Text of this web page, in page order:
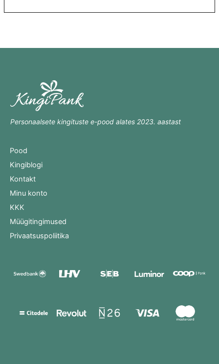
Personaalsete kingituste e-pood alates 2023. aastast
Pood
Kingiblogi
Kontakt
Minu konto
KKK
Müügitingimused
Privaatsuspoliitika